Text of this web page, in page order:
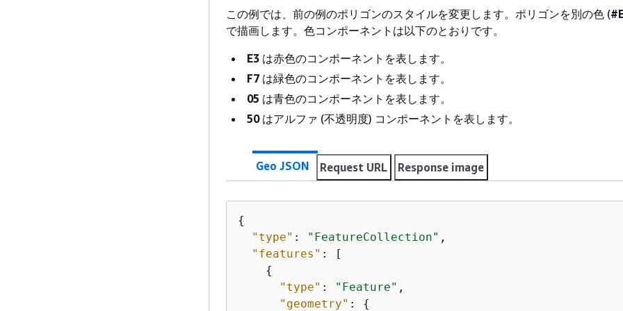
この例では、前の例のポリゴンのスタイルを変更します。ポリゴンを別の色 (
で描画します。色コンポーネントは以下のとおりです。
E3 は赤色のコンポーネントを表します。
F7 は緑色のコンポーネントを表します。
05 は青色のコンポーネントを表します。
50はアルファ (不透明度) コンポーネントを表します。
Geo JSON Request URL Response image
{
"type" : "FeatureCollection" ,
"features" : [
{
"type" : "Feature" ,
"geometry" : {